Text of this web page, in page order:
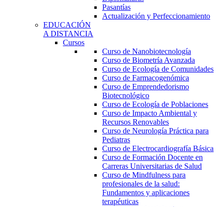
Pasantías
Actualización y Perfeccionamiento
EDUCACIÓN
A DISTANCIA
Cursos
Curso de Nanobiotecnología
Curso de Biometría Avanzada
Curso de Ecología de Comunidades
Curso de Farmacogenómica
Curso de Emprendedorismo
Biotecnológico
Curso de Ecología de Poblaciones
Curso de Impacto Ambiental y
Recursos Renovables
Curso de Neurología Práctica para
Pediatras
Curso de Electrocardiografía Básica
Curso de Formación Docente en
Carreras Universitarias de Salud
Curso de Mindfulness para
profesionales de la salud:
Fundamentos y aplicaciones
terapéuticas